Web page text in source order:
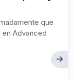
que
en Advanced